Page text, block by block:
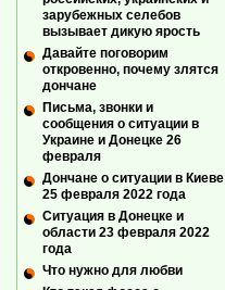
зарубежных селебов
вызывает дикую ярость
Давайте поговорим
откровенно, почему злятся
дончане
Письма, звонки и
сообщения о ситуации в
Украине и Донецке 26
февраля
Дончане о ситуации в Киеве
25 февраля 2022 года
Ситуация в Донецке и
области 23 февраля 2022
года
Что нужно для любви